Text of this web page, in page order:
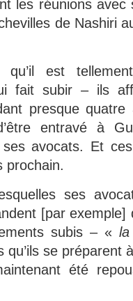
les réunions avec
de Nashiri
est
fait subir – ils
presque
entravé à
avocats. Et
prochain.
ses
[par
subis – «la
qu’ils se préparent
été